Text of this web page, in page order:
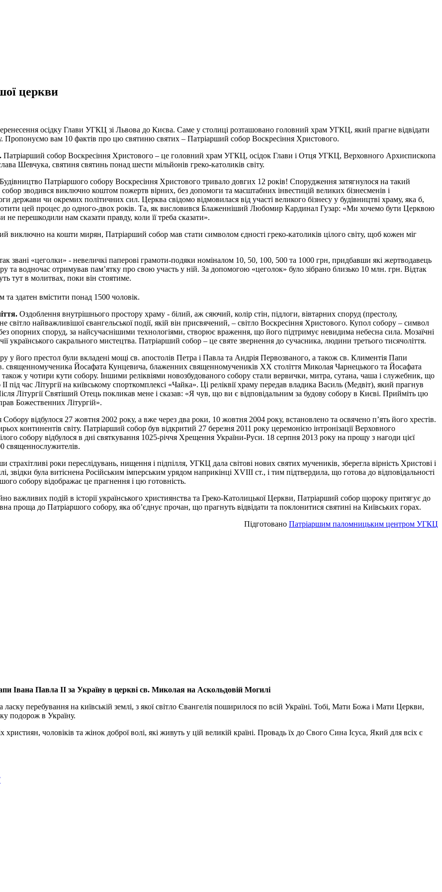
церкви
осідку Глави УГКЦ зі Львова до Києва. Саме у столиці розташовано головний храм УГКЦ, який прагне відвідати
Пропонуємо вам 10 фактів про цю святиню святих – Патріарший собор Воскресіння Христового.
Патріарший собор Воскресіння Христового – це головний храм УГКЦ, осідок Глави і Отця УГКЦ, Верховного Архиєпископа
Шевчука, святиня святинь понад шести мільйонів греко-католиків світу.
Будівництво Патріаршого собору Воскресіння Христового тривало довгих 12 років! Спорудження затягнулося на такий
зводився виключно коштом пожертв вірних, без допомоги та масштабних інвестицій великих бізнесменів і
держави чи окремих політичних сил. Церква свідомо відмовилася від участі великого бізнесу у будівництві храму, яка б,
цей процес до одного-двох років. Та, як висловився Блаженніший Любомир Кардинал Гузар: «Ми хочемо бути Церквою
перешкодили нам сказати правду, коли її треба сказати».
виключно на кошти мирян, Патріарший собор мав стати символом єдності греко-католиків цілого світу, щоб кожен міг
звані «цеголки» - невеличкі паперові грамоти-подяки номіналом 10, 50, 100, 500 та 1000 грн, придбавши які жертводавець
та водночас отримував пам’ятку про свою участь у ній. За допомогою «цеголок» було зібрано близько 10 млн. грн. Відтак
тут в молитвах, поки він стоятиме.
та здатен вмістити понад 1500 чоловік.
Оздоблення внутрішнього простору храму - білий, аж сяючий, колір стін, підлоги, вівтарних споруд (престолу,
найважливішої євангельської події, якій він присвячений, – світло Воскресіння Христового. Купол собору – символ
опорних споруд, за найсучаснішими технологіями, створює враження, що його підтримує невидима небесна сила. Мозаїчні
українського сакрального мистецтва. Патріарший собор – це святе звернення до сучасника, людини третього тисячоліття.
у його престол були вкладені мощі св. апостолів Петра і Павла та Андрія Первозваного, а також св. Климентія Папи
священномученика Йосафата Кунцевича, блаженних священномучеників ХХ століття Миколая Чарнецького та Йосафата
у чотири кути собору. Іншими реліквіями новозбудованого собору стали вервички, митра, сутана, чаша і служебник, що
час Літургії на київському спорткомплексі «Чайка». Ці реліквії храму передав владика Василь (Медвіт), який прагнув
Літургії Святіший Отець покликав мене і сказав: «Я чув, що ви є відповідальним за будову собору в Києві. Прийміть цю
Божественних Літургій».
відбулося 27 жовтня 2002 року, а вже через два роки, 10 жовтня 2004 року, встановлено та освячено п’ять його хрестів.
континентів світу. Патріарший собор був відкритий 27 березня 2011 року церемонією інтронізації Верховного
собору відбулося в дні святкування 1025-річчя Хрещення України-Руси. 18 серпня 2013 року на прощу з нагоди цієї
священнослужителів.
страхітливі роки переслідувань, нищення і підпілля, УГКЦ дала світові нових святих мучеників, зберегла вірність Христові і
звідки була витіснена Російським імперським урядом наприкінці ХVІІІ ст., і тим підтвердила, що готова до відповідальності
собору відображає це прагнення і цю готовність.
важливих подій в історії українського християнства та Греко-Католицької Церкви, Патріарший собор щороку притягує до
проща до Патріаршого собору, яка об’єднує прочан, що прагнуть відвідати та поклонитися святині на Київських горах.
Підготовано Патріаршим паломницьким центром УГКЦ
Івана Павла ІІ за Україну в церкві св. Миколая на Аскольдовій Могилі
перебування на київській землі, з якої світло Євангелія поширилося по всій Україні. Тобі, Мати Божа і Мати Церкви,
подорож в Україну.
чоловіків та жінок доброї волі, які живуть у цій великій країні. Провадь їх до Свого Сина Ісуса, Який для всіх є